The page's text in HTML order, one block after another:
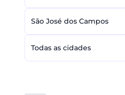
São José dos Campos
Todas as cidades